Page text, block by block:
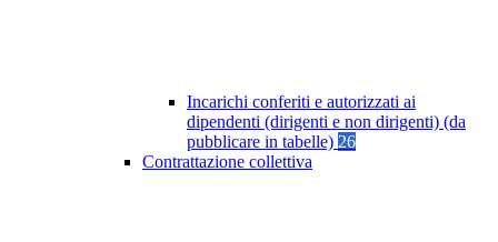
Incarichi conferiti e autorizzati ai
dipendenti (dirigenti e non dirigenti) (da
pubblicare in tabelle) 26
Contrattazione collettiva